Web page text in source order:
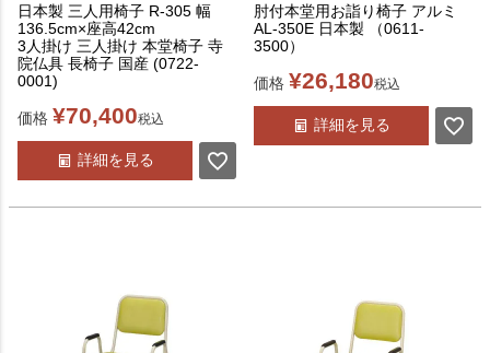
日本製 三人用椅子 R-305 幅
136.5cm×座高42cm
3人掛け 三人掛け 本堂椅子 寺
院仏具 長椅子 国産 (0722-
0001)
価格 ¥70,400税込
詳細を見る
肘付本堂用お詣り椅子 アルミ
AL-350E 日本製 （0611-
3500）
価格 ¥26,180税込
詳細を見る